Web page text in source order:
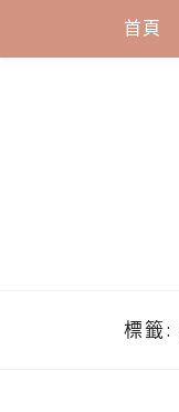
content
首頁
標籤: